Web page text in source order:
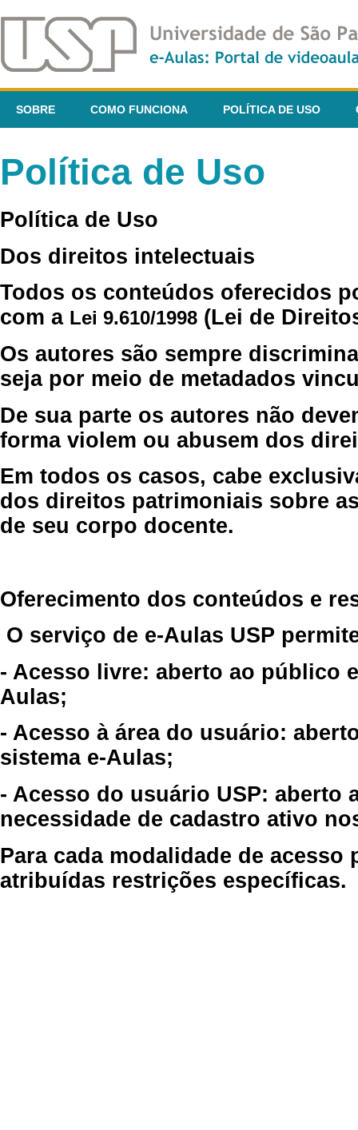
SOBRE COMO FUNCIONA POLÍTICA DE USO
Política de Uso
Política de Uso
Dos direitos intelectuais
Todos os conteúdos oferecidos
com a Lei 9.610/1998 (Lei de
Os autores são sempre
seja por meio de metadados
De sua parte os autores não
forma violem ou abusem dos
Em todos os casos, cabe
dos direitos patrimoniais sobre
de seu corpo docente.
Oferecimento dos conteúdos e
O serviço de e-Aulas USP
- Acesso livre: aberto ao público
Aulas;
- Acesso à área do usuário:
sistema e-Aulas;
- Acesso do usuário USP: aberto
necessidade de cadastro ativo
Para cada modalidade de
atribuídas restrições específicas.